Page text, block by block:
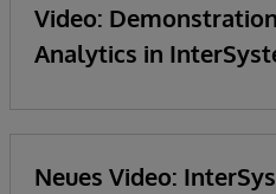
Video:
Analytics in
Neues Video: